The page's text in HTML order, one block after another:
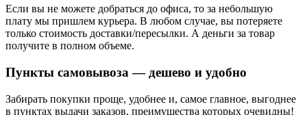
Если вы не можете добраться до офиса, то за небольшую
плату мы пришлем курьера. В любом случае, вы потеряете
только стоимость доставки/пересылки. А деньги за товар
получите в полном объеме.
Пункты самовывоза — дешево и удобно
Забирать покупки проще, удобнее и, самое главное, выгоднее
в пунктах выдачи заказов, преимущества которых очевидны!